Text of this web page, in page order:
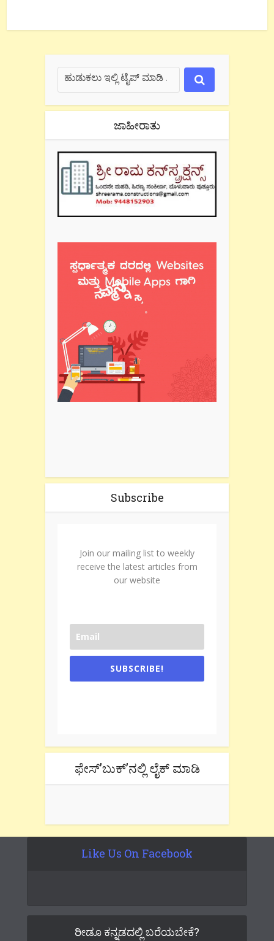
ಜಾಹೀರಾತು
Subscribe
Join our mailing list to weekly
receive the latest articles from
our website
SUBSCRIBE!
ಫೇಸ್’ಬುಕ್’ನಲ್ಲಿ ಲೈಕ್ ಮಾಡಿ
Like Us On Facebook
ರೀಡೂ ಕನ್ನಡದಲ್ಲಿ ಬರೆಯಬೇಕೆ?